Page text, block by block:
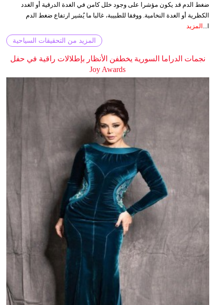
ضغط الدم قد يكون مؤشرا على وجود خلل كامن في الغدة الدرقية أو الغدد
الكظرية أو الغدة النخامية. ووفقا للطبيبة، غالبا ما يُشير ارتفاع ضغط الدم
ا...
المزيد
المزيد من التحقيقات السياحية
نجمات الدراما السورية يخطفن الأنظار بإطلالات راقية في حفل
Joy Awards